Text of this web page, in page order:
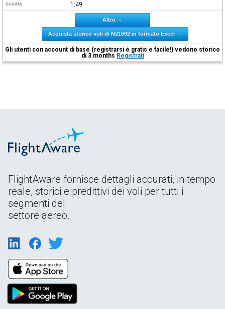
DURATA 1:49
Altro →
Acquista storico voli di N21692 in formato Excel →
Gli utenti con account di base (registrarsi è gratis e facile!) vedono storico
di 3 months Registrati
FlightAware fornisce dettagli accurati, in tempo
reale, storici e predittivi dei voli per tutti i
segmenti del
settore aereo.